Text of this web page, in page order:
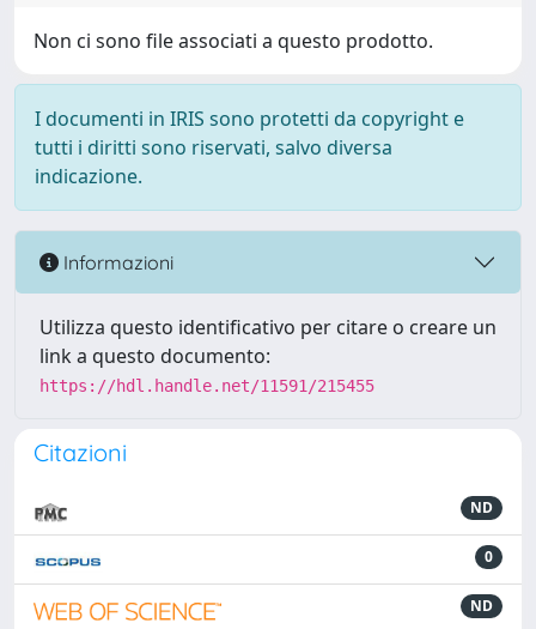
Non ci sono file associati a questo prodotto.
I documenti in IRIS sono protetti da copyright e
tutti i diritti sono riservati, salvo diversa
indicazione.
Informazioni
Utilizza questo identificativo per citare o creare un
link a questo documento:
https://hdl.handle.net/11591/215455
Citazioni
ND
0
ND